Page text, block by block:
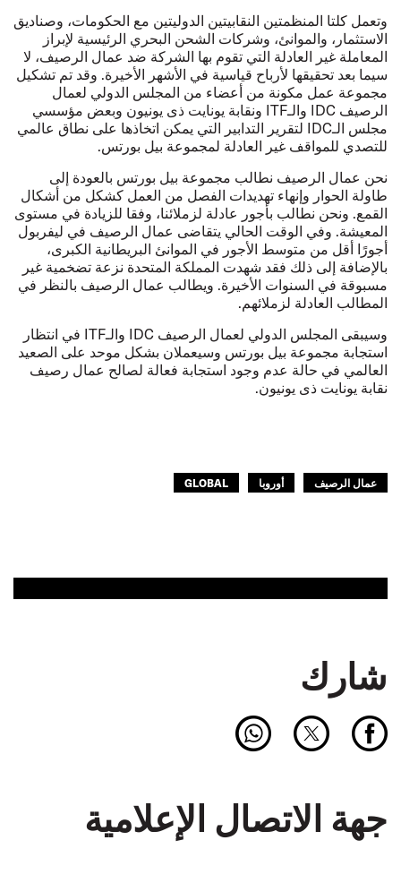
وتعمل كلتا المنظمتين النقابيتين الدوليتين مع الحكومات، وصناديق
الاستثمار، والموانئ، وشركات الشحن البحري الرئيسية لإبراز
المعاملة غير العادلة التي تقوم بها الشركة ضد عمال الرصيف، لا
سيما بعد تحقيقها لأرباح قياسية في الأشهر الأخيرة. وقد تم تشكيل
مجموعة عمل مكونة من أعضاء من المجلس الدولي لعمال
الرصيف IDC والـITF ونقابة يونايت ذى يونيون وبعض مؤسسي
مجلس الـIDC لتقرير التدابير التي يمكن اتخاذها على نطاق عالمي
للتصدي للمواقف غير العادلة لمجموعة بيل بورتس.
نحن عمال الرصيف نطالب مجموعة بيل بورتس بالعودة إلى
طاولة الحوار وإنهاء تهديدات الفصل من العمل كشكل من أشكال
القمع. ونحن نطالب بأجور عادلة لزملائنا، وفقا للزيادة في مستوى
المعيشة. وفي الوقت الحالي يتقاضى عمال الرصيف في ليفربول
أجورًا أقل من متوسط الأجور في الموانئ البريطانية الكبرى،
بالإضافة إلى ذلك فقد شهدت المملكة المتحدة نزعة تضخمية غير
مسبوقة في السنوات الأخيرة. ويطالب عمال الرصيف بالنظر في
المطالب العادلة لزملائهم.
وسيبقى المجلس الدولي لعمال الرصيف IDC والـITF في انتظار
استجابة مجموعة بيل بورتس وسيعملان بشكل موحد على الصعيد
العالمي في حالة عدم وجود استجابة فعالة لصالح عمال رصيف
نقابة يونايت ذى يونيون.
عمال الرصيف أوروبا GLOBAL
شارك
جهة الاتصال الإعلامية